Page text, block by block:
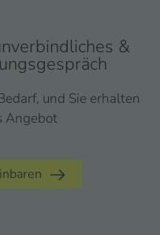
&
und Sie erhalten
Angebot